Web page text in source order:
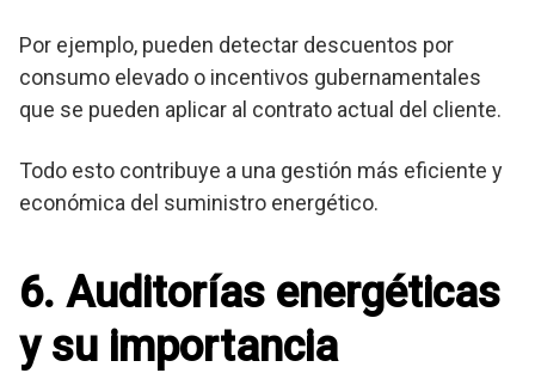
Por ejemplo, pueden detectar descuentos por
consumo elevado o incentivos gubernamentales
que se pueden aplicar al contrato actual del cliente.
Todo esto contribuye a una gestión más eficiente y
económica del suministro energético.
6. Auditorías energéticas
y su importancia